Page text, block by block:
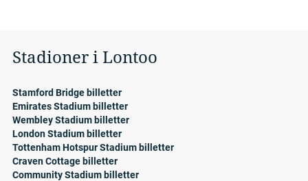
Stadioner i Lontoo
Stamford Bridge billetter
Emirates Stadium billetter
Wembley Stadium billetter
London Stadium billetter
Tottenham Hotspur Stadium billetter
Craven Cottage billetter
Community Stadium billetter